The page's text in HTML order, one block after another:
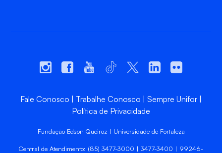
Fale Conosco Trabalhe Conosco
Sempre Unifor
Política de Privacidade
Fundação Edson Queiroz | Universidade de Fortaleza
Central de Atendimento: (85) 3477-3000 | 3477-3400 | 99246-